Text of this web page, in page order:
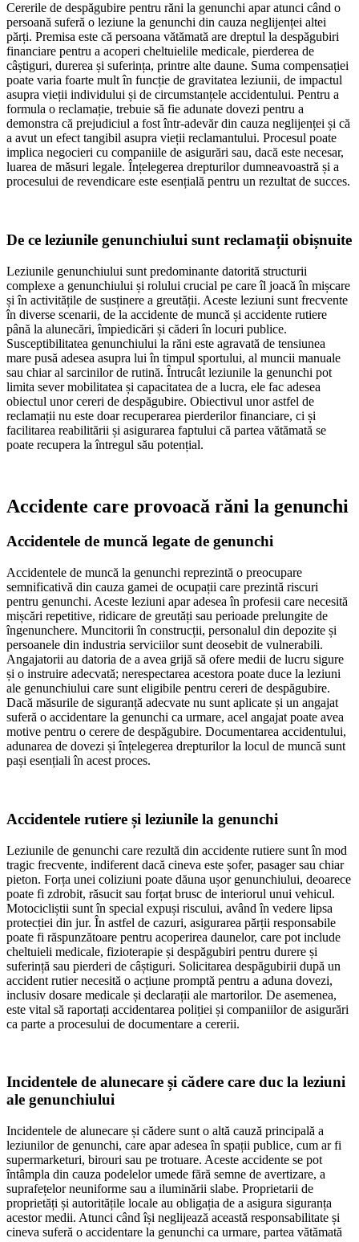
Cererile de despăgubire pentru răni la genunchi apar atunci când o
persoană suferă o leziune la genunchi din cauza neglijenței altei
părți. Premisa este că persoana vătămată are dreptul la despăgubiri
financiare pentru a acoperi cheltuielile medicale, pierderea de
câștiguri, durerea și suferința, printre alte daune. Suma compensației
poate varia foarte mult în funcție de gravitatea leziunii, de impactul
asupra vieții individului și de circumstanțele accidentului. Pentru a
formula o reclamație, trebuie să fie adunate dovezi pentru a
demonstra că prejudiciul a fost într-adevăr din cauza neglijenței și că
a avut un efect tangibil asupra vieții reclamantului. Procesul poate
implica negocieri cu companiile de asigurări sau, dacă este necesar,
luarea de măsuri legale. Înțelegerea drepturilor dumneavoastră și a
procesului de revendicare este esențială pentru un rezultat de succes.
De ce leziunile genunchiului sunt reclamații obișnuite
Leziunile genunchiului sunt predominante datorită structurii
complexe a genunchiului și rolului crucial pe care îl joacă în mișcare
și în activitățile de susținere a greutății. Aceste leziuni sunt frecvente
în diverse scenarii, de la accidente de muncă și accidente rutiere
până la alunecări, împiedicări și căderi în locuri publice.
Susceptibilitatea genunchiului la răni este agravată de tensiunea
mare pusă adesea asupra lui în timpul sportului, al muncii manuale
sau chiar al sarcinilor de rutină. Întrucât leziunile la genunchi pot
limita sever mobilitatea și capacitatea de a lucra, ele fac adesea
obiectul unor cereri de despăgubire. Obiectivul unor astfel de
reclamații nu este doar recuperarea pierderilor financiare, ci și
facilitarea reabilitării și asigurarea faptului că partea vătămată se
poate recupera la întregul său potențial.
Accidente care provoacă răni la genunchi
Accidentele de muncă legate de genunchi
Accidentele de muncă la genunchi reprezintă o preocupare
semnificativă din cauza gamei de ocupații care prezintă riscuri
pentru genunchi. Aceste leziuni apar adesea în profesii care necesită
mișcări repetitive, ridicare de greutăți sau perioade prelungite de
îngenunchere. Muncitorii în construcții, personalul din depozite și
persoanele din industria serviciilor sunt deosebit de vulnerabili.
Angajatorii au datoria de a avea grijă să ofere medii de lucru sigure
și o instruire adecvată; nerespectarea acestora poate duce la leziuni
ale genunchiului care sunt eligibile pentru cereri de despăgubire.
Dacă măsurile de siguranță adecvate nu sunt aplicate și un angajat
suferă o accidentare la genunchi ca urmare, acel angajat poate avea
motive pentru o cerere de despăgubire. Documentarea accidentului,
adunarea de dovezi și înțelegerea drepturilor la locul de muncă sunt
pași esențiali în acest proces.
Accidentele rutiere și leziunile la genunchi
Leziunile de genunchi care rezultă din accidente rutiere sunt în mod
tragic frecvente, indiferent dacă cineva este șofer, pasager sau chiar
pieton. Forța unei coliziuni poate dăuna ușor genunchiului, deoarece
poate fi zdrobit, răsucit sau forțat brusc de interiorul unui vehicul.
Motocicliștii sunt în special expuși riscului, având în vedere lipsa
protecției din jur. În astfel de cazuri, asigurarea părții responsabile
poate fi răspunzătoare pentru acoperirea daunelor, care pot include
cheltuieli medicale, fizioterapie și despăgubiri pentru durere și
suferință sau pierderi de câștiguri. Solicitarea despăgubirii după un
accident rutier necesită o acțiune promptă pentru a aduna dovezi,
inclusiv dosare medicale și declarații ale martorilor. De asemenea,
este vital să raportați accidentarea poliției și companiilor de asigurări
ca parte a procesului de documentare a cererii.
Incidentele de alunecare și cădere care duc la leziuni
ale genunchiului
Incidentele de alunecare și cădere sunt o altă cauză principală a
leziunilor de genunchi, care apar adesea în spații publice, cum ar fi
supermarketuri, birouri sau pe trotuare. Aceste accidente se pot
întâmpla din cauza podelelor umede fără semne de avertizare, a
suprafețelor neuniforme sau a iluminării slabe. Proprietarii de
proprietăți și autoritățile locale au obligația de a asigura siguranța
acestor medii. Atunci când își neglijează această responsabilitate și
cineva suferă o accidentare la genunchi ca urmare, partea vătămată